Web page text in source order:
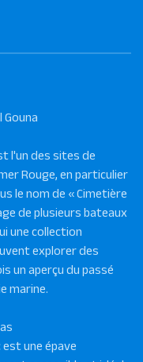
Gouna
l'un des sites de
Rouge, en particulier
le nom de « Cimetière
de plusieurs bateaux
une collection
explorer des
un aperçu du passé
marine.
est une épave